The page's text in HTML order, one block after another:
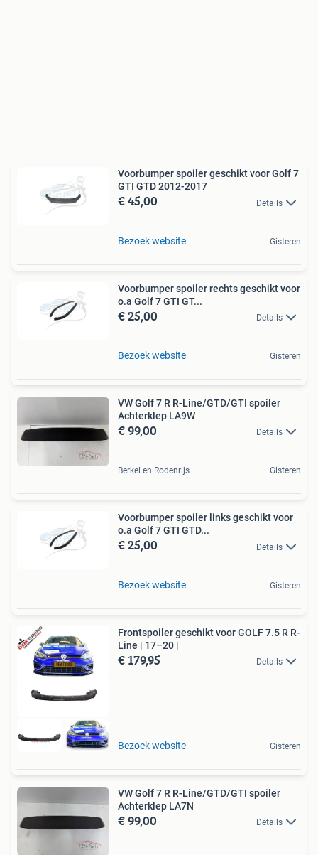
Voorbumper spoiler geschikt voor Golf 7
GTI GTD 2012-2017
€ 45,00 Details
Bezoek website Gisteren
Voorbumper spoiler rechts geschikt voor
o.a Golf 7 GTI GT...
€ 25,00 Details
Bezoek website Gisteren
VW Golf 7 R R-Line/GTD/GTI spoiler
Achterklep LA9W
€ 99,00 Details
Berkel en Rodenrijs Gisteren
Voorbumper spoiler links geschikt voor
o.a Golf 7 GTI GTD...
€ 25,00 Details
Bezoek website Gisteren
Frontspoiler geschikt voor GOLF 7.5 R R-
Line | 17–20 |
€ 179,95 Details
Bezoek website Gisteren
VW Golf 7 R R-Line/GTD/GTI spoiler
Achterklep LA7N
€ 99,00 Details